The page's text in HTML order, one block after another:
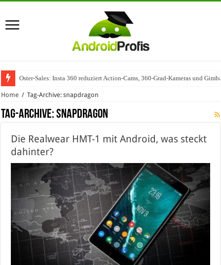
Oster-Sales: Insta 360 reduziert Action-Cams, 360-Grad-Kameras und
Wenn Technologie auf Automobilindustrie trifft – SAP Automotive als
Home / Tag-Archive: snapdragon
Tag-Archive:snapdragon
Die Realwear HMT-1 mit Android, was steckt
dahinter?